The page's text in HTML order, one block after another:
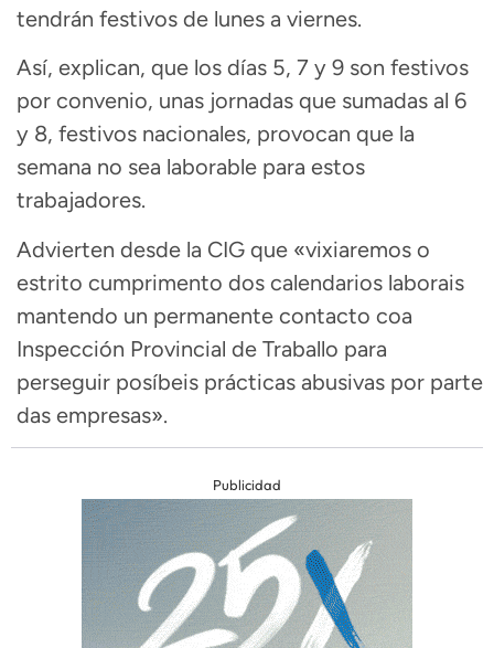
tendrán festivos de lunes a viernes.
Así, explican, que los días 5, 7 y 9 son festivos
por convenio, unas jornadas que sumadas al 6
y 8, festivos nacionales, provocan que la
semana no sea laborable para estos
trabajadores.
Advierten desde la CIG que «vixiaremos o
estrito cumprimento dos calendarios laborais
mantendo un permanente contacto coa
Inspección Provincial de Traballo para
perseguir posíbeis prácticas abusivas por parte
das empresas».
Publicidad